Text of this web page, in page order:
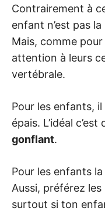
Contrairement à
enfant n’est pas
Mais, comme
attention à leurs
vertébrale.
Pour les enfants,
épais. L’idéal c’est
gonflant.
Pour les enfants
Aussi, préférez
surtout si ton